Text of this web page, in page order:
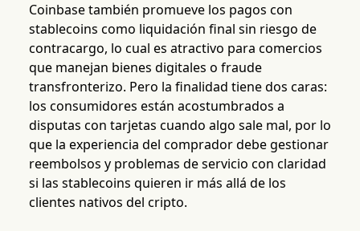
Coinbase también promueve los pagos con
stablecoins como liquidación final sin riesgo de
contracargo, lo cual es atractivo para comercios
que manejan bienes digitales o fraude
transfronterizo. Pero la finalidad tiene dos caras:
los consumidores están acostumbrados a
disputas con tarjetas cuando algo sale mal, por lo
que la experiencia del comprador debe gestionar
reembolsos y problemas de servicio con claridad
si las stablecoins quieren ir más allá de los
clientes nativos del cripto.